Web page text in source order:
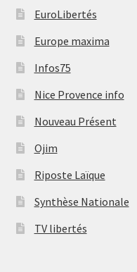
EuroLibertés
Europe maxima
Infos75
Nice Provence info
Nouveau Présent
Ojim
Riposte Laïque
Synthèse Nationale
TV libertés